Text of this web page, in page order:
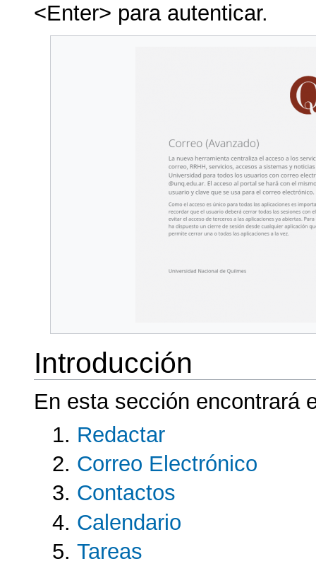
<Enter> para autenticar.
Introducción
En esta sección encontrará
Redactar
Correo Electrónico
Contactos
Calendario
Tareas